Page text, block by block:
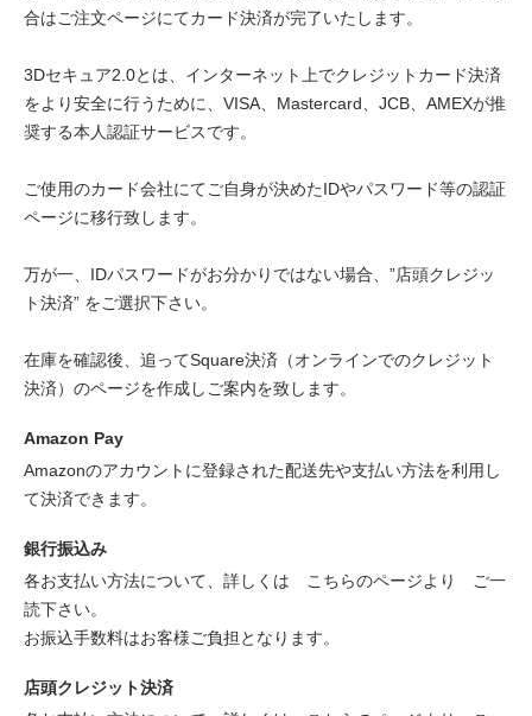
合はご注文ページにてカード決済が完了いたします。
3Dセキュア2.0とは、インターネット上でクレジットカード決済
をより安全に行うために、VISA、Mastercard、JCB、AMEXが推
奨する本人認証サービスです。
ご使用のカード会社にてご自身が決めたIDやパスワード等の認証
ページに移行致します。
万が一、IDパスワードがお分かりではない場合、”店頭クレジッ
ト決済” をご選択下さい。
在庫を確認後、追ってSquare決済（オンラインでのクレジット
決済）のページを作成しご案内を致します。
Amazon Pay
Amazonのアカウントに登録された配送先や支払い方法を利用し
て決済できます。
銀行振込み
各お支払い方法について、詳しくは
こちらのページより
ご一
読下さい。
お振込手数料はお客様ご負担となります。
店頭クレジット決済